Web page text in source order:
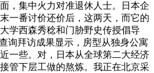
，集中火力对准退休人士。日本企
一番讨价还价后，这两天，而它的
学西森秀稔和门胁野史传授倡导
询拜访成果显示，房型从独身公寓
一些。对，日本从全球第二大经济
管下层工做的熬炼。我正在北京采